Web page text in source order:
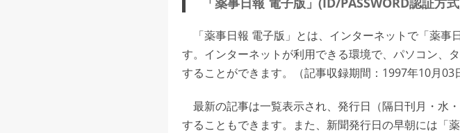
「薬事日報 電子版」とは、インターネットで「薬事
す。インターネットが利用できる環境で、パソコン、
することができます。（記事収録期間：1997年10月03
最新の記事は一覧表示され、発行日（隔日刊月・水
することもできます。また、新聞発行日の早朝には「